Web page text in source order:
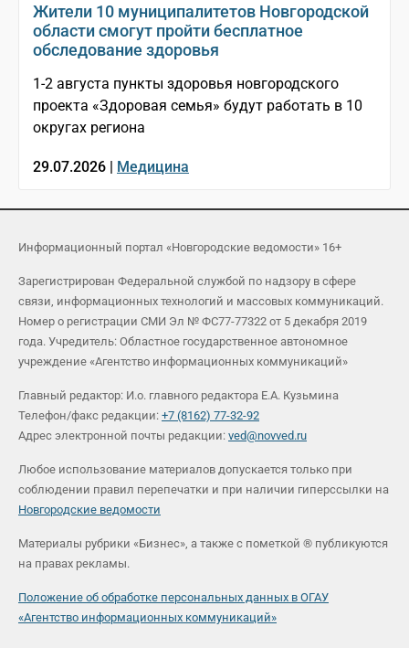
Жители 10 муниципалитетов Новгородской
области смогут пройти бесплатное
обследование здоровья
1-2 августа пункты здоровья новгородского
проекта «Здоровая семья» будут работать в 10
округах региона
29.07.2026 | Медицина
Информационный портал «Новгородские ведомости» 16+
Зарегистрирован Федеральной службой по надзору в сфере
связи, информационных технологий и массовых коммуникаций.
Номер о регистрации СМИ Эл № ФС77-77322 от 5 декабря 2019
года. Учредитель: Областное государственное автономное
учреждение «Агентство информационных коммуникаций»
Главный редактор: И.о. главного редактора Е.А. Кузьмина
Телефон/факс редакции: +7 (8162) 77-32-92
Адрес электронной почты редакции: ved@novved.ru
Любое использование материалов допускается только при
соблюдении правил перепечатки и при наличии гиперссылки на
Новгородские ведомости
Материалы рубрики «Бизнес», а также с пометкой ® публикуются
на правах рекламы.
Положение об обработке персональных данных в ОГАУ
«Агентство информационных коммуникаций»